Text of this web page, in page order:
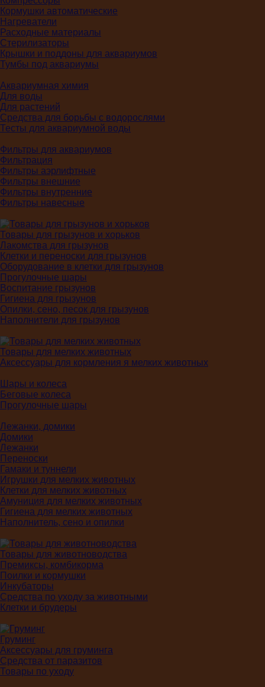
Кормушки автоматические
Нагреватели
Расходные материалы
Стерилизаторы
Крышки и поддоны для аквариумов
Тумбы под аквариумы
Аквариумная химия
Для воды
Для растений
Средства для борьбы с водорослями
Тесты для аквариумной воды
Фильтры для аквариумов
Фильтрация
Фильтры аэрлифтные
Фильтры внешние
Фильтры внутренние
Фильтры навесные
Товары для грызунов и хорьков
Лакомства для грызунов
Клетки и переноски для грызунов
Оборудование в клетки для грызунов
Прогулочные шары
Воспитание грызунов
Гигиена для грызунов
Опилки, сено, песок для грызунов
Наполнители для грызунов
Товары для мелких животных
Аксессуары для кормления я мелких животных
Шары и колеса
Беговые колеса
Прогулочные шары
Лежанки, домики
Домики
Лежанки
Переноски
Гамаки и туннели
Игрушки для мелких животных
Клетки для мелких животных
Амуниция для мелких животных
Гигиена для мелких животных
Наполнитель, сено и опилки
Товары для животноводства
Премиксы, комбикорма
Поилки и кормушки
Инкубаторы
Средства по уходу за животными
Клетки и брудеры
Груминг
Аксессуары для груминга
Средства от паразитов
Товары по уходу